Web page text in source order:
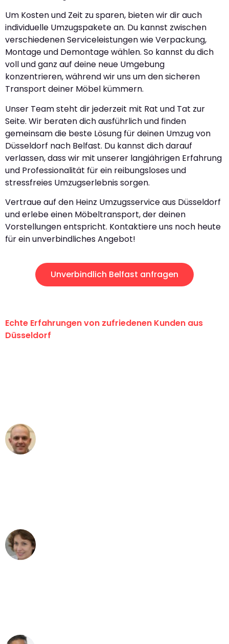
Um Kosten und Zeit zu sparen, bieten wir dir auch
individuelle Umzugspakete an. Du kannst zwischen
verschiedenen Serviceleistungen wie Verpackung,
Montage und Demontage wählen. So kannst du dich
voll und ganz auf deine neue Umgebung
konzentrieren, während wir uns um den sicheren
Transport deiner Möbel kümmern.
Unser Team steht dir jederzeit mit Rat und Tat zur
Seite. Wir beraten dich ausführlich und finden
gemeinsam die beste Lösung für deinen Umzug von
Düsseldorf nach Belfast. Du kannst dich darauf
verlassen, dass wir mit unserer langjährigen Erfahrung
und Professionalität für ein reibungsloses und
stressfreies Umzugserlebnis sorgen.
Vertraue auf den Heinz Umzugsservice aus Düsseldorf
und erlebe einen Möbeltransport, der deinen
Vorstellungen entspricht. Kontaktiere uns noch heute
für ein unverbindliches Angebot!
Unverbindlich Belfast anfragen
Echte Erfahrungen von zufriedenen Kunden aus
Düsseldorf